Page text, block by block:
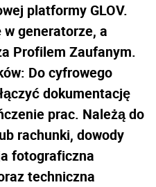
platformy GLOV.
w generatorze, a
Profilem Zaufanym.
Do cyfrowego
dokumentację
prac. Należą do
rachunki, dowody
fotograficzna
techniczna